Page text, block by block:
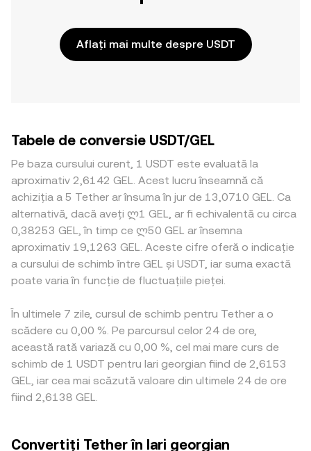
Aflați mai multe despre USDT
Tabele de conversie USDT/GEL
Pe baza cursului curent, 1 USDT este evaluată la
aproximativ 2,6142 GEL. Acest lucru înseamnă că
achiziția a 5 Tether ar însuma în jur de 13,0710 GEL. Ca
alternativă, dacă aveți ლ1 GEL, ar fi echivalentă cu circa
0,38253 GEL, în timp ce ლ50 GEL ar însemna
aproximativ 19,1263 GEL. Aceste cifre oferă o indicație
a cursului de schimb între GEL și USDT, iar suma exactă
poate varia în funcție de fluctuațiile pieței.
În ultimele 7 zile, cursul de schimb pentru Tether a o
scădere cu 0,00 %. Pe parcursul celor 24 de ore,
această rată variază cu 0,00 %, cel mai mare curs de
schimb de 1 USDT pentru lari georgian fiind de 2,6153
GEL, iar cea mai scăzută valoare din ultimele 24 de ore
fiind 2,6138 GEL.
Convertiți Tether în lari georgian